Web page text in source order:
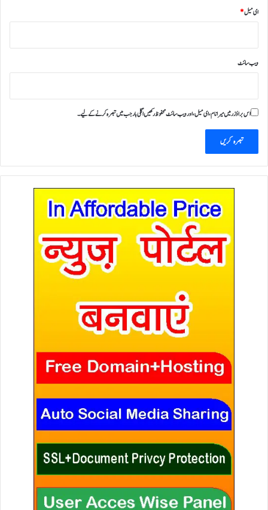
ای میل*
ویب‌ سائٹ
اس براؤزر میں میرا نام، ای میل، اور ویب سائٹ محفوظ رکھیں اگلی بار جب میں تبصرہ کرنے کےلیے۔